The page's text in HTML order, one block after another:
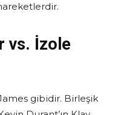
vs. İzole
gibidir. Birleşik